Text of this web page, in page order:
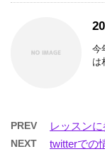
今
は
PREV レッスン
NEXT
twitterでの